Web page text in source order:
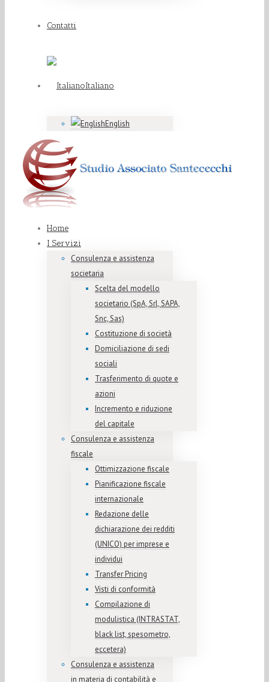
Contatti
Italiano
English
Home
I Servizi
Consulenza e assistenza
societaria
Scelta del modello
societario (SpA, Srl, SAPA,
Snc, Sas)
Costituzione di società
Domiciliazione di sedi
sociali
Trasferimento di quote e
azioni
Incremento e riduzione
del capitale
Consulenza e assistenza
fiscale
Ottimizzazione fiscale
Pianificazione fiscale
internazionale
Redazione delle
dichiarazione dei redditi
(UNICO) per imprese e
individui
Transfer Pricing
Visti di conformità
Compilazione di
modulistica (INTRASTAT,
black list, spesometro,
eccetera)
Consulenza e assistenza
in materia di contabilità e